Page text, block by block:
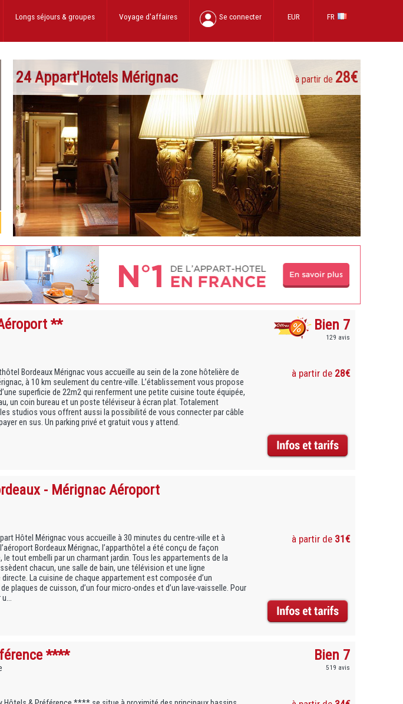
FR
EUR
Se connecter
Voyage d'affaires
Longs séjours& groupes
24 Appart'Hotels Mérignac à partir de 28€
** Bien 7
129 avis
Bordeaux Mérignac vous accueille au sein de la zone hôtelière de
à 10 km seulement du centre-ville. L’établissement vous propose
superficie de 22m2 qui renferment une petite cuisine toute équipée,
un coin bureau et un poste téléviseur à écran plat. Totalement
studios vous offrent aussi la possibilité de vous connecter par câble
en sus. Un parking privé et gratuit vous y attend.
à partir de 28€
- Mérignac Aéroport
Hôtel Mérignac vous accueille à 30 minutes du centre-ville et à
Bordeaux Mérignac, l’apparthôtel a été conçu de façon
le tout embelli par un charmant jardin. Tous les appartements de la
chacun, une salle de bain, une télévision et une ligne
La cuisine de chaque appartement est composée d’un
plaques de cuisson, d’un four micro-ondes et d’un lave-vaisselle. Pour
à partir de 31€
**** Bien 7
519 avis